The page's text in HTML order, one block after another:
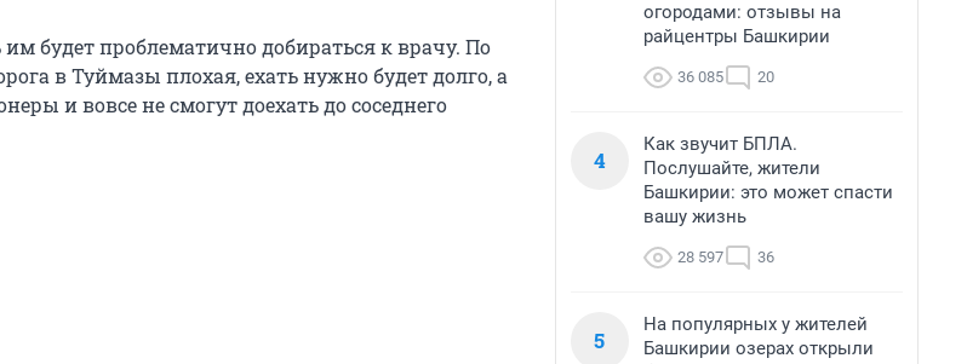
будет проблематично добираться к врачу. По
в Туймазы плохая, ехать нужно будет долго, а
и вовсе не смогут доехать до соседнего
огородами: отзывы на
райцентры Башкирии
36 085 20
4
Как звучит БПЛА.
Послушайте, жители
Башкирии: это может спасти
вашу жизнь
28 597 36
5
На популярных у жителей
Башкирии озерах открыли